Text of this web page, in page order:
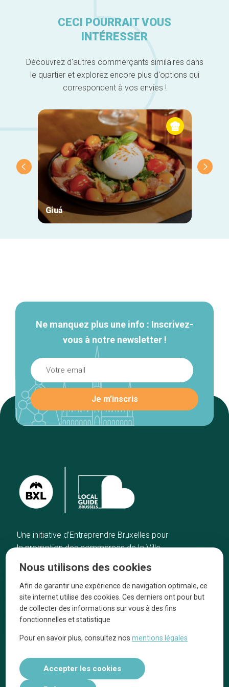
CECI POURRAIT VOUS
INTÉRESSER
Découvrez d'autres commerçants similaires dans
le quartier et explorez encore plus d'options qui
correspondent à vos envies !
Giuá
Ne manquez plus une info : Inscrivez-
vous à notre newsletter !
Une initiative d’Entreprendre Bruxelles pour
la promotion des commerces de la Ville
Accueil
Bonnes adresses
Quartiers
Blog
Tops 10
Artisans
A propos
On parle de nous
Nous utilisons des cookies
Afin de garantir une expérience de navigation optimale, ce
site internet utilise des cookies. Ces derniers ont pour but
de collecter des informations sur vous à des fins
fonctionnelles et statistique
Pour en savoir plus, consultez nosmentions légales
Accepter les cookies